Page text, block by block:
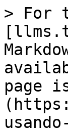
> For
page